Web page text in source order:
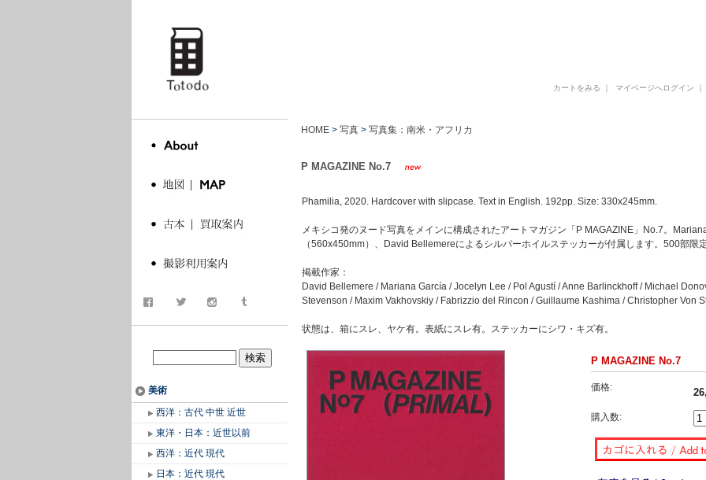
カートをみる マイページへログイン
美術
西洋：古代 中世 近世
東洋・日本：近世以前
西洋：近代 現代
日本：近代 現代
HOME > 写真 > 写真集：南米・アフリカ
P MAGAZINE No.7
Phamilia, 2020. Hardcover with slipcase. Text in English. 192pp. Size: 330x245mm.
メキシコ発のヌード写真をメインに構成されたアートマガジン「P MAGAZINE」No.7。
（560x450mm）、David Bellemereによるシルバーホイルステッカーが付属します。500部限定
掲載作家：
David Bellemere / Mariana García / Jocelyn Lee / Pol Agustí / Anne Barlinckhoff / Michael
Stevenson / Maxim Vakhovskiy / Fabrizzio del Rincon / Guillaume Kashima / Christopher Von
状態は、箱にスレ、ヤケ有。表紙にスレ有。ステッカーにシワ・キズ有。
P MAGAZINE No.7
価格:
購入数: